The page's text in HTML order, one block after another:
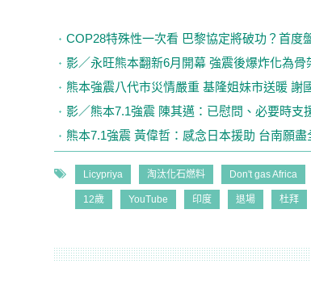
COP28特殊性一次看 巴黎協定將破功？首度
影／永旺熊本翻新6月開幕 強震後爆炸化為骨
熊本強震八代市災情嚴重 基隆姐妹市送暖 謝
影／熊本7.1強震 陳其邁：已慰問、必要時支
熊本7.1強震 黃偉哲：感念日本援助 台南願盡
Licypriya 淘汰化石燃料 Don't gas Africa
12歲 YouTube 印度 退場 杜拜